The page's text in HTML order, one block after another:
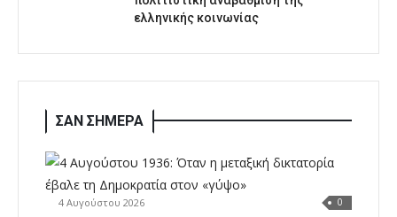
ελληνικής κοινωνίας
ΣΑΝ ΣΗΜΕΡΑ
4 Αυγούστου 2026 0